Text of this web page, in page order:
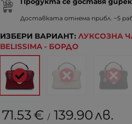
Доставката отнема прибл. ~5
ИЗБЕРИ ВАРИАНТ: ЛУКСОЗНА
BELISSIMA - БОРДО
71.53€ / 139.90лв.